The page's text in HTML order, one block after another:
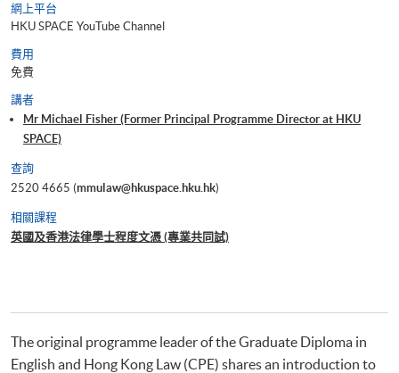
網上平台
HKU SPACE YouTube Channel
費用
免費
講者
Mr Michael Fisher (Former Principal Programme Director at HKU
SPACE)
查詢
2520 4665 (mmulaw@hkuspace.hku.hk)
相關課程
英國及香港法律學士程度文憑 (專業共同試)
The original programme leader of the Graduate Diploma in
English and Hong Kong Law (CPE) shares an introduction to